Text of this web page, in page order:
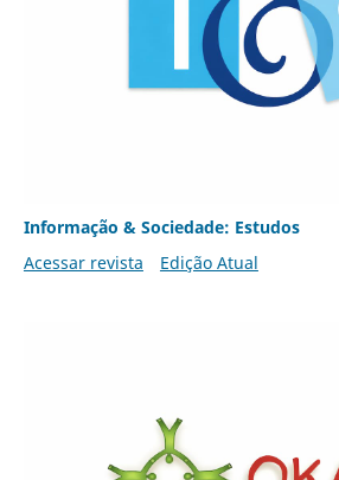
Informação & Sociedade: Estudos
Acessar revista
Edição Atual